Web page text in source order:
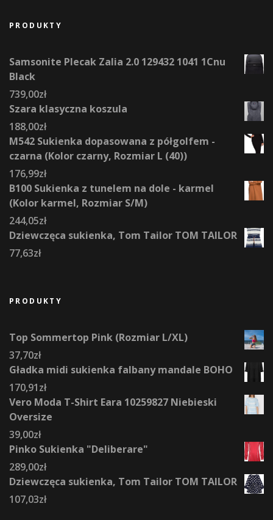
PRODUKTY
Samsonite Plecak Zalia 2.0 129432 1041 1Cnu
Black
739,00zł
Szara klasyczna koszula
188,00zł
M542 Sukienka dopasowana z półgolfem -
czarna (Kolor czarny, Rozmiar L (40))
176,99zł
B100 Sukienka z tunelem na dole - karmel
(Kolor karmel, Rozmiar S/M)
244,05zł
Dziewczęca sukienka, Tom Tailor TOM TAILOR
77,63zł
PRODUKTY
Top Sommertop Pink (Rozmiar L/XL)
37,70zł
Gładka midi sukienka falbany mandale BOHO
170,91zł
Vero Moda T-Shirt Eara 10259827 Niebieski
Oversize
39,00zł
Pinko Sukienka "Deliberare"
289,00zł
Dziewczęca sukienka, Tom Tailor TOM TAILOR
107,03zł